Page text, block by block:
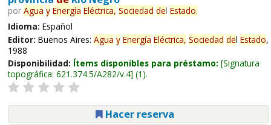
por Agua y Energía Eléctrica, Sociedad del Estado.
Idioma: Español
Editor: Buenos Aires: Agua y Energía Eléctrica, Sociedad del Estado,
1988
Disponibilidad: Ítems disponibles para préstamo: Signatura
topográfica: 621.374.5/A282/v.4 (1).
Hacer reserva